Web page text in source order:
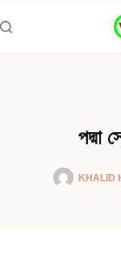
to
content
পদ্মা
KHALID